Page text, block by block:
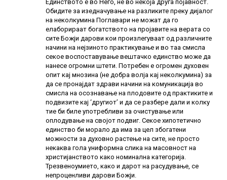
Единството е во Него, не во некоја друга појавност.
Обидите за изедначување на разликите преку дијалог
на неколкумина Поглавари не можат да го
елаборираат богатството на пројавите на верата со
сите Божји дарови кои произлегуваат од различните
начини на нејзиното практикување и во таа смисла
секое воспоставување вештачко единство може да
нанесе огромни штети. Потребен е огромен духовен
опит кај мнозина (не добра волја кај неколкумина) за
да се пронајдат здрави начини на комуникација во
смисла на осознавање на плодовите од практиките и
подвизите кај ‘другиот’ и да се разбере дали и колку
тие би биле употребливи за очистување или
оплодување на својот подвиг. Секое хипотетично
единство би морало да има за цел збогатени
можности за духовно растење на сите, не просто
некаква гола униформна слика на масовност на
христијанството како номинална категорија.
Трезвеноумието, како и дарот на расудување, се
непроценливи дарови Божји.